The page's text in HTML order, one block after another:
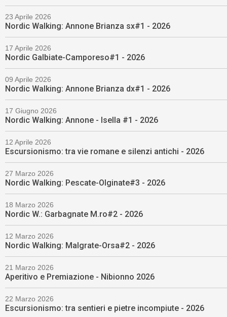
23 Aprile 2026
Nordic Walking: Annone Brianza sx#1 - 2026
17 Aprile 2026
Nordic Galbiate-Camporeso#1 - 2026
09 Aprile 2026
Nordic Walking: Annone Brianza dx#1 - 2026
17 Giugno 2026
Nordic Walking: Annone - Isella #1 - 2026
12 Aprile 2026
Escursionismo: tra vie romane e silenzi antichi - 2026
27 Marzo 2026
Nordic Walking: Pescate-Olginate#3 - 2026
18 Marzo 2026
Nordic W.: Garbagnate M.ro#2 - 2026
12 Marzo 2026
Nordic Walking: Malgrate-Orsa#2 - 2026
21 Marzo 2026
Aperitivo e Premiazione - Nibionno 2026
22 Marzo 2026
Escursionismo: tra sentieri e pietre incompiute - 2026